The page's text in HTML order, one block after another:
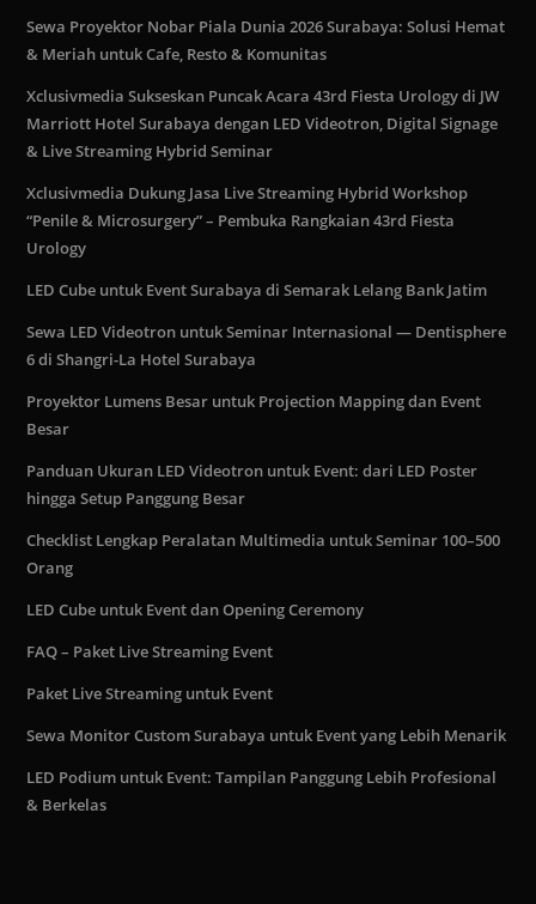
Sewa Proyektor Nobar Piala Dunia 2026 Surabaya: Solusi Hemat
& Meriah untuk Cafe, Resto & Komunitas
Xclusivmedia Sukseskan Puncak Acara 43rd Fiesta Urology di JW
Marriott Hotel Surabaya dengan LED Videotron, Digital Signage
& Live Streaming Hybrid Seminar
Xclusivmedia Dukung Jasa Live Streaming Hybrid Workshop
“Penile & Microsurgery” – Pembuka Rangkaian 43rd Fiesta
Urology
LED Cube untuk Event Surabaya di Semarak Lelang Bank Jatim
Sewa LED Videotron untuk Seminar Internasional — Dentisphere
6 di Shangri-La Hotel Surabaya
Proyektor Lumens Besar untuk Projection Mapping dan Event
Besar
Panduan Ukuran LED Videotron untuk Event: dari LED Poster
hingga Setup Panggung Besar
Checklist Lengkap Peralatan Multimedia untuk Seminar 100–500
Orang
LED Cube untuk Event dan Opening Ceremony
FAQ – Paket Live Streaming Event
Paket Live Streaming untuk Event
Sewa Monitor Custom Surabaya untuk Event yang Lebih Menarik
LED Podium untuk Event: Tampilan Panggung Lebih Profesional
& Berkelas